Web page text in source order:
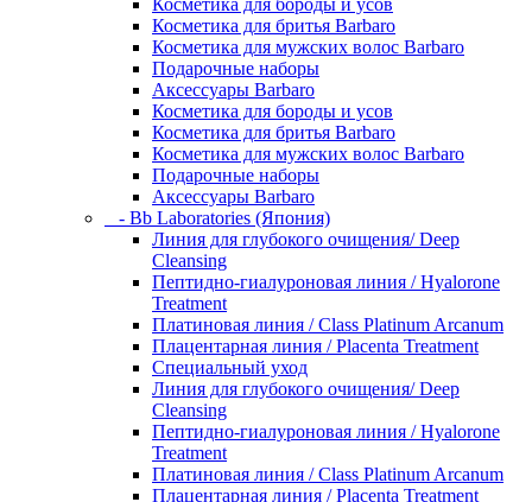
Косметика для бороды и усов
Косметика для бритья Barbaro
Косметика для мужских волос Barbaro
Подарочные наборы
Аксессуары Barbaro
Косметика для бороды и усов
Косметика для бритья Barbaro
Косметика для мужских волос Barbaro
Подарочные наборы
Аксессуары Barbaro
- Bb Laboratories (Япония)
Линия для глубокого очищения/ Deep
Cleansing
Пептидно-гиалуроновая линия / Hyalorone
Treatment
Платиновая линия / Class Platinum Arcanum
Плацентарная линия / Placenta Treatment
Специальный уход
Линия для глубокого очищения/ Deep
Cleansing
Пептидно-гиалуроновая линия / Hyalorone
Treatment
Платиновая линия / Class Platinum Arcanum
Плацентарная линия / Placenta Treatment